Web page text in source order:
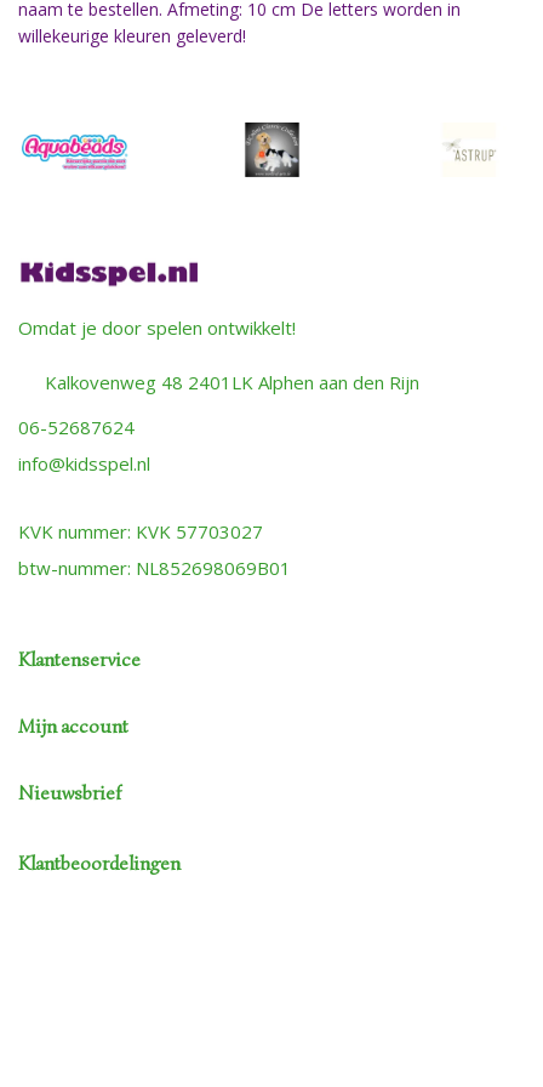
naam te bestellen. Afmeting: 10 cm De letters worden in
willekeurige kleuren geleverd!
Omdat je door spelen ontwikkelt!
Kalkovenweg 48 2401LK Alphen aan den Rijn
06-52687624
info@kidsspel.nl
KVK nummer: KVK 57703027
btw-nummer: NL852698069B01
Klantenservice
Mijn account
Nieuwsbrief
Klantbeoordelingen